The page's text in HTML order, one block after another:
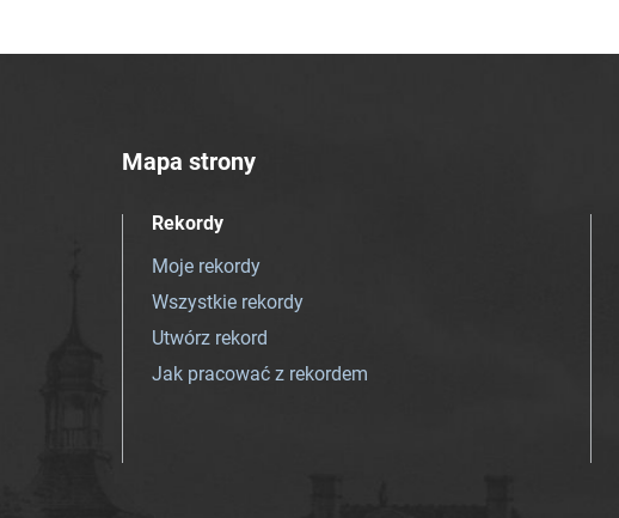
Mapa strony
Rekordy
Moje rekordy
Wszystkie rekordy
Utwórz rekord
Jak pracować z rekordem